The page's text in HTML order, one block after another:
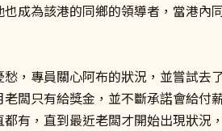
成為該港的同鄉的領導者，當港內
，專員關心阿布的狀況，並嘗試去
闆只有給獎金，並不斷承諾會給付
有，直到最近老闆才開始出現狀況